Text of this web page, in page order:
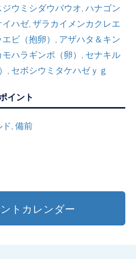
ジウミシダウバウオ,ハナゴン
イハゼ,ザラカイメンカクレエ
ビ（抱卵） , アザハタ＆キン
モハラギンポ（卵） , セナキル
, セボシウミタケハゼｙｇ
イント
,備前
トカレンダー